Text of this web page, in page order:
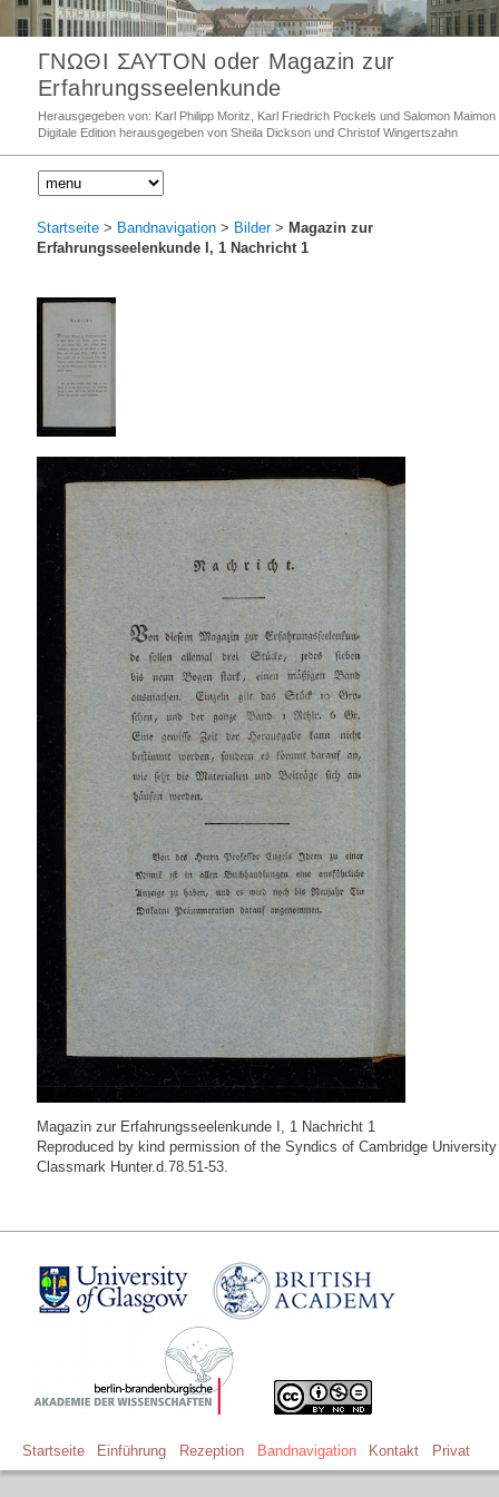
ΓΝΩΘΙ ΣΑΥΤΟΝ oder Magazin zur
Erfahrungsseelenkunde
Herausgegeben von: Karl Philipp Moritz, Karl Friedrich Pockels und Salomon Maimon
Digitale Edition herausgegeben von Sheila Dickson und Christof Wingertszahn
Startseite > Bandnavigation > Bilder> Magazin zur
Erfahrungsseelenkunde I, 1 Nachricht 1
Magazin zur Erfahrungsseelenkunde I, 1 Nachricht 1
Reproduced by kind permission of the Syndics of Cambridge
Classmark Hunter.d.78.51-53.
Startseite Einführung Rezeption Bandnavigation Kontakt Privat